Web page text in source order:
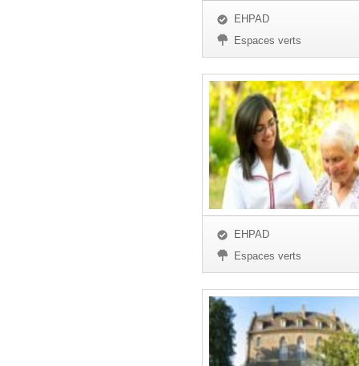
EHPAD
Espaces verts
EHPAD
Espaces verts